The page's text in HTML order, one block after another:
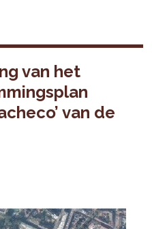
van het
van de